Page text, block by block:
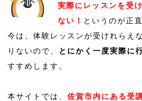
実際にレッスンを受
ない！ というのが正
今は、体験レッスンが受けれらえ
りないので、
とにかく一度実際に
すすめします。
本サイトでは、 佐賀市内にある受